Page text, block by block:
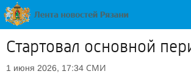
Стартовал основной
1 июня 2026, 17:34 СМИ